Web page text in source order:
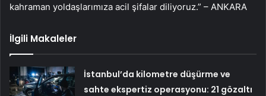
kahraman yoldaşlarımıza acil şifalar diliyoruz.” – ANKARA
İlgili Makaleler
İstanbul’da kilometre düşürme ve
sahte ekspertiz operasyonu: 21 gözaltı